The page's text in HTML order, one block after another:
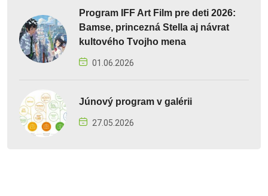
Program IFF Art Film pre deti 2026:
Bamse, princezná Stella aj návrat
kultového Tvojho mena
01.06.2026
Júnový program v galérii
27.05.2026